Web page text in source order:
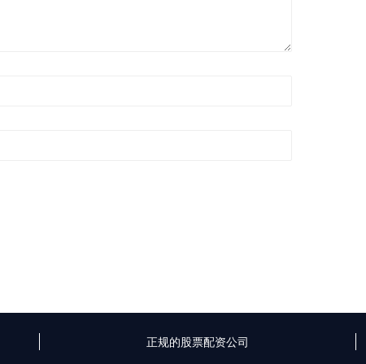
正规的股票配资公司